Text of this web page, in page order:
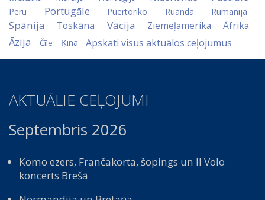
Peru Portugāle Puertoriko Ruanda Rumānija
Spānija Toskāna Vācija Ziemeļamerika Āfrika
Āzija Čīle Ķīna Apskati visus aktuālos ceļojumus
AKTUĀLIE CEĻOJUMI
Septembris 2026
Komo ezers, Frančakorta, šopings un Il Volo
koncerts Brešā